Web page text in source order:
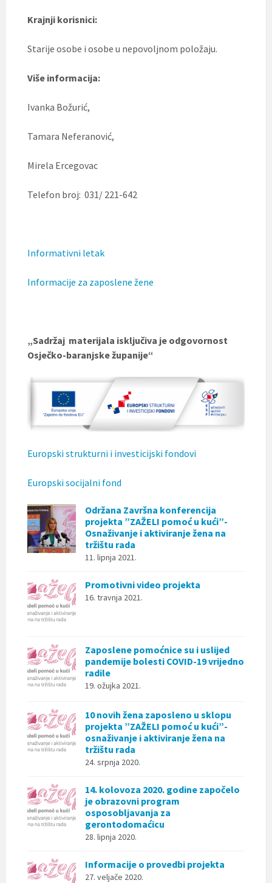
Krajnji korisnici:
Starije osobe i osobe u nepovoljnom položaju.
Više informacija:
Ivanka Božurić,
Tamara Neferanović,
Mirela Ercegovac
Telefon broj: 031/ 221-642
Informativni letak
Informacije za zaposlene žene
„Sadržaj materijala isključiva je odgovornost
Osječko-baranjske županije“
Europski strukturni i investicijski fondovi
Europski socijalni fond
Održana Završna konferencija
projekta ”ZAŽELI pomoć u kući”-
Osnaživanje i aktiviranje žena na
tržištu rada
11. lipnja 2021.
Promotivni video projekta
16. travnja 2021.
Zaposlene pomoćnice su i uslijed
pandemije bolesti COVID-19 vrijedno
radile
19. ožujka 2021.
10 novih žena zaposleno u sklopu
projekta ”ZAŽELI pomoć u kući”-
osnaživanje i aktiviranje žena na
tržištu rada
24. srpnja 2020.
14. kolovoza 2020. godine započelo
je obrazovni program
osposobljavanja za
gerontodomaćicu
28. lipnja 2020.
Informacije o provedbi projekta
27. veljače 2020.